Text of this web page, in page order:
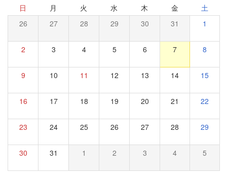
日 月 火 水 木 金 土
26 27 28 29 30 31 1
2 3 4 5 6 7 8
9 10 11 12 13 14 15
16 17 18 19 20 21 22
23 24 25 26 27 28 29
30 31 1 2 3 4 5